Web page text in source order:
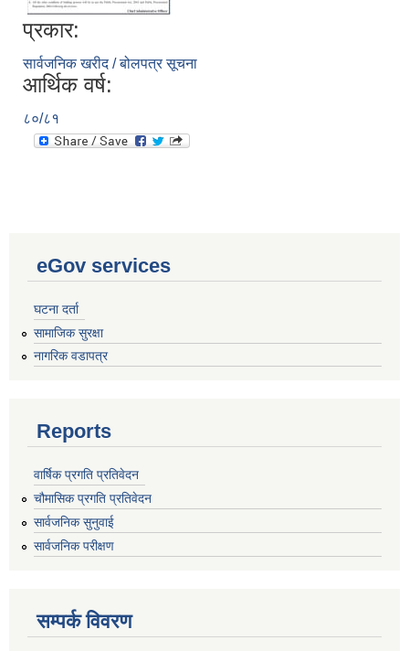
प्रकार:
सार्वजनिक खरीद / बोलपत्र सूचना
आर्थिक वर्ष:
८०/८१
eGov services
घटना दर्ता
सामाजिक सुरक्षा
नागरिक वडापत्र
Reports
वार्षिक प्रगति प्रतिवेदन
चौमासिक प्रगति प्रतिवेदन
सार्वजनिक सुनुवाई
सार्वजनिक परीक्षण
सम्पर्क विवरण